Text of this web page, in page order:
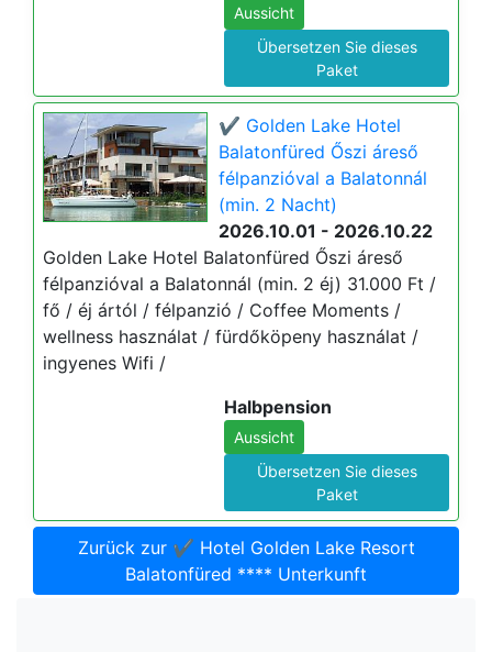
Aussicht
Übersetzen Sie dieses
Paket
✔️ Golden Lake Hotel
Balatonfüred Őszi áreső
félpanzióval a Balatonnál
(min. 2 Nacht)
2026.10.01 - 2026.10.22
Golden Lake Hotel Balatonfüred Őszi áreső
félpanzióval a Balatonnál (min. 2 éj) 31.000 Ft /
fő / éj ártól / félpanzió / Coffee Moments /
wellness használat / fürdőköpeny használat /
ingyenes Wifi /
Halbpension
Aussicht
Übersetzen Sie dieses
Paket
Zurück zur ✔️ Hotel Golden Lake Resort
Balatonfüred **** Unterkunft